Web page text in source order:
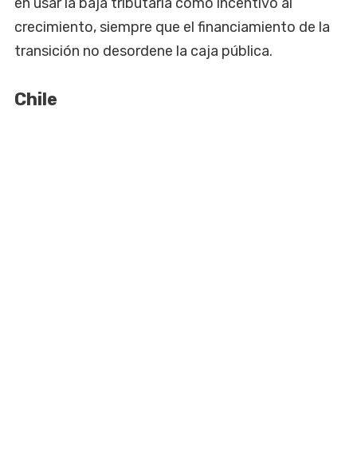
crecimiento, siempre que el financiamiento de la
transición no desordene la caja pública.
Chile